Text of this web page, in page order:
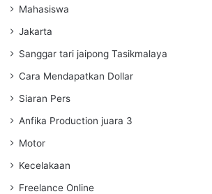
Mahasiswa
Jakarta
Sanggar tari jaipong Tasikmalaya
Cara Mendapatkan Dollar
Siaran Pers
Anfika Production juara 3
Motor
Kecelakaan
Freelance Online